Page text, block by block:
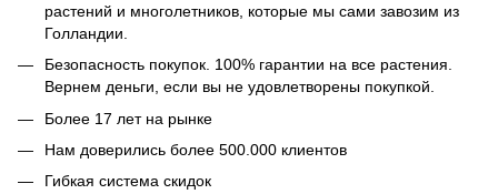
растений и многолетников, которые мы сами завозим из
Голландии.
Безопасность покупок. 100% гарантии на все растения.
Вернем деньги, если вы не удовлетворены покупкой.
Более 17 лет на рынке
Нам доверились более 500.000 клиентов
Гибкая система скидок